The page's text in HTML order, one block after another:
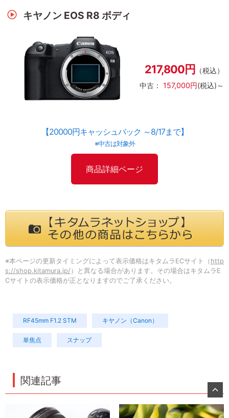
キヤノン EOS R8 ボディ
217,800円 （税込）
中古： 157,000円(税込)～
【20000円キャッシュバック ～8/17まで】
※中古は対象外
商品詳細ページ
※本ページの更新タイミングによって表示価格はキタムラECサイト（ http
s://shop.kitamura.jp/ ）と異なる場合があります。その場合はキタムラE
Cサイトの表示価格が正となりますのでご了承ください。
RF45mm F1.2 STM キヤノン（Canon）
単焦点 スナップ
関連記事